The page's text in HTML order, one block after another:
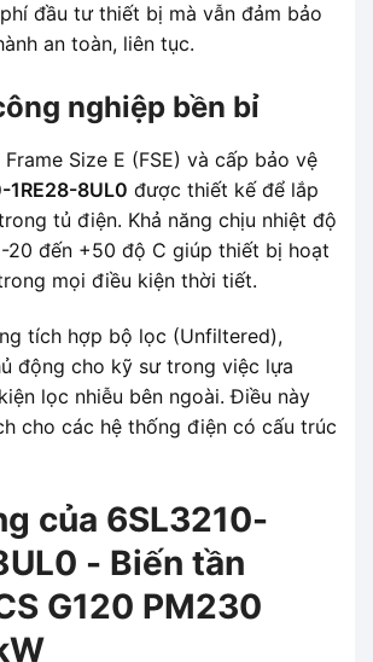
đầu tư thiết bị mà vẫn đảm bảo
an toàn, liên tục.
nghiệp bền bỉ
Size E (FSE) và cấp bảo vệ
1RE28-8UL0 được thiết kế để lắp
tủ điện. Khả năng chịu nhiệt độ
20 đến +50 độ C giúp thiết bị hoạt
mọi điều kiện thời tiết.
tích hợp bộ lọc (Unfiltered),
động cho kỹ sư trong việc lựa
lọc nhiễu bên ngoài. Điều này
cho các hệ thống điện có cấu trúc
của 6SL3210-
- Biến tần
G120 PM230